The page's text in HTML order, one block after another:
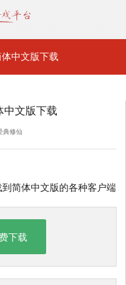
中文版下载
文版下载
典修仙
简体中文版的各种客户端
下载